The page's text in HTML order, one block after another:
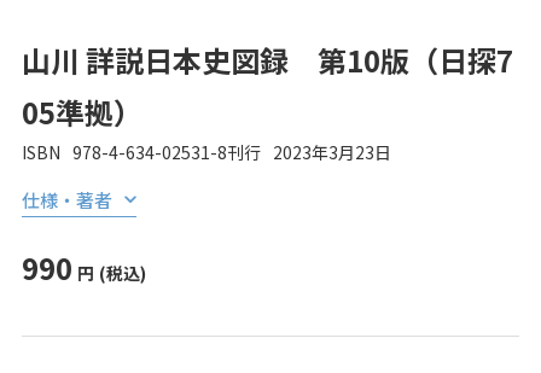
山川 詳説日本史図録 第10版（日探7
05準拠）
ISBN 978-4-634-02531-8刊行 2023年3月23日
仕様・著者
990 円 (税込)